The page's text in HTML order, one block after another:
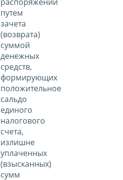
путем
зачета
(возврата)
суммой
денежных
средств,
формирующих
положительное
сальдо
единого
налогового
счета,
излишне
уплаченных
(взысканных)
сумм